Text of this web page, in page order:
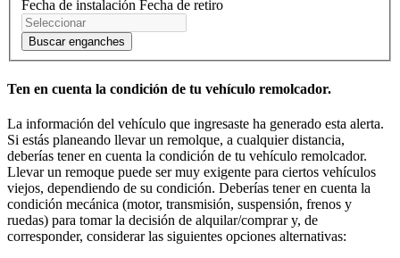
Fecha de instalación Fecha de retiro
Buscar enganches
Ten en cuenta la condición de tu vehículo remolcador.
La información del vehículo que ingresaste ha generado esta alerta.
Si estás planeando llevar un remolque, a cualquier distancia,
deberías tener en cuenta la condición de tu vehículo remolcador.
Llevar un remoque puede ser muy exigente para ciertos vehículos
viejos, dependiendo de su condición. Deberías tener en cuenta la
condición mecánica (motor, transmisión, suspensión, frenos y
ruedas) para tomar la decisión de alquilar/comprar y, de
corresponder, considerar las siguientes opciones alternativas: